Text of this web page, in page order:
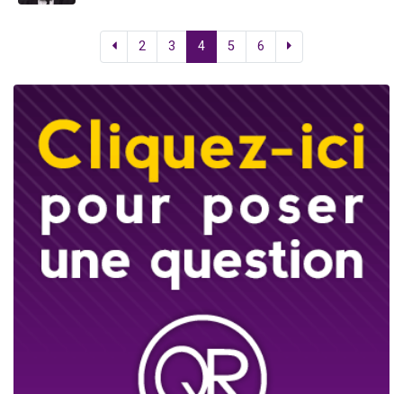
2 3 4 5 6